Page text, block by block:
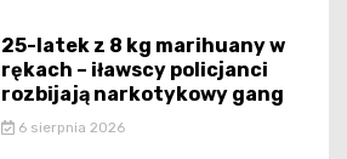
25-latek z 8 kg marihuany w
rękach – iławscy policjanci
rozbijają narkotykowy gang
6 sierpnia 2026